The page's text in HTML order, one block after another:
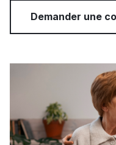
Demander une